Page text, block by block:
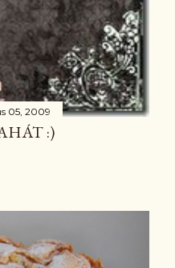
05, 2009
:)